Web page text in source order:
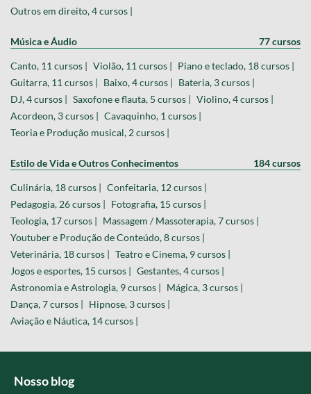
Outros em direito, 4 cursos |
Música e Áudio 77 cursos
Canto, 11 cursos | Violão, 11 cursos |
Piano e teclado, 18 cursos |
Guitarra, 11 cursos |
Baixo, 4 cursos |
Bateria, 3 cursos |
DJ, 4 cursos |
Saxofone e flauta, 5 cursos |
Violino, 4 cursos |
Acordeon, 3 cursos |
Cavaquinho, 1 cursos |
Teoria e Produção musical, 2 cursos |
Estilo de Vida e Outros Conhecimentos 184 cursos
Culinária, 18 cursos |
Confeitaria, 12 cursos |
Pedagogia, 26 cursos |
Fotografia, 15 cursos |
Teologia, 17 cursos |
Massagem / Massoterapia, 7 cursos |
Youtuber e Produção de Conteúdo, 8 cursos |
Veterinária, 18 cursos |
Teatro e Cinema, 9 cursos |
Jogos e esportes, 15 cursos |
Gestantes, 4 cursos |
Astronomia e Astrologia, 9 cursos |
Mágica, 3 cursos |
Dança, 7 cursos |
Hipnose, 3 cursos |
Aviação e Náutica, 14 cursos |
Nosso blog